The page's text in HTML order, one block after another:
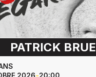
PATRICK